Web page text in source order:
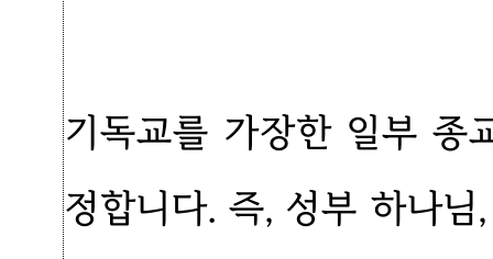
기독교를 가장한 일부 종
정합니다. 즉, 성부 하나